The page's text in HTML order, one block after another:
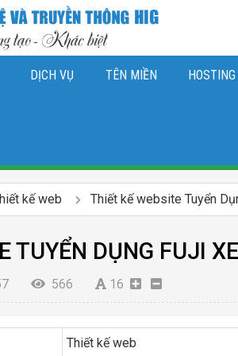
DỊCH VỤ TÊN MIỀN HOSTING
kế web Thiết kế website Tuyển
TUYỂN DỤNG FUJI
566 16
Thiết kế web